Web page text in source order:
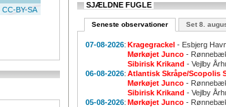
CC-BY-SA
SJÆLDNE FUGLE
Seneste observationer Set 8.
07-08-2026: Kragegrackel - Esbjerg
Mørkøjet Junco -
Sibirisk Krikand - Vejlby
06-08-2026: Atlantisk Skråpe/Scopolis
Mørkøjet Junco -
Sibirisk Krikand - Vejlby
05-08-2026: Mørkøjet Junco -